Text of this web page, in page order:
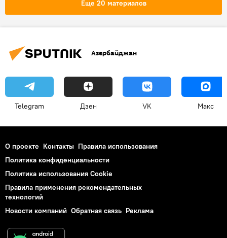
ЕС
Еще 20 материалов
Азербайджан
Telegram Дзен VK Макс
О проекте Контакты Правила использования
Политика конфиденциальности
Политика использования Cookie
Правила применения рекомендательных
технологий
Новости компаний Обратная связь Реклама